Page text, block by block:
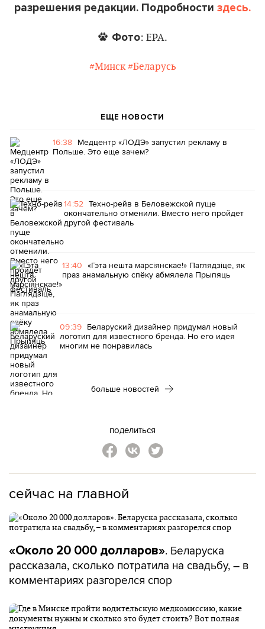
разрешения редакции. Подробности здесь.
Фото: EPA.
#Минск #Беларусь
ЕЩЕ НОВОСТИ
16:38 Медцентр «ЛОДЭ» запустил рекламу в
Польше. Это еще зачем?
14:52 Техно-рейв в Беловежской пуще
окончательно отменили. Вместо него пройдет
другой фестиваль
13:40 «Гэта нешта марсіянскае!» Паглядзіце, як
праз анамальную спёку абмялела Прыпяць
09:39 Беларуский дизайнер придумал новый
логотип для известного бренда. Но его идея
многим не понравилась
больше новостей
поделиться
сейчас на главной
«Около 20 000 долларов». Беларуска
рассказала, сколько потратила на свадьбу, – в
комментариях разгорелся спор